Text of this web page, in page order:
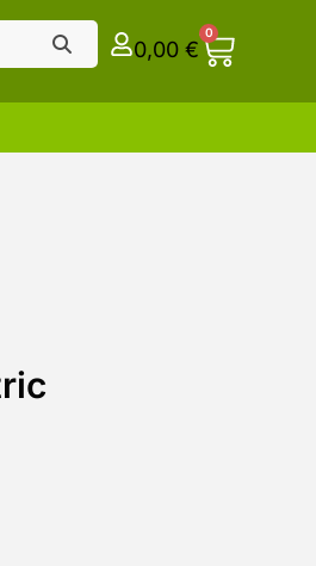
0,00 €
0